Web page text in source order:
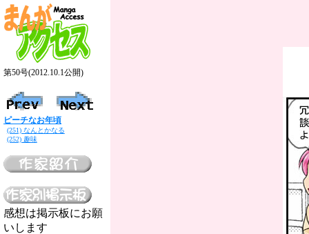
第50号(2012.10.1公開)
ピーチなお年頃
(251) なんとかなる
(252) 趣味
感想は掲示板にお願
いします